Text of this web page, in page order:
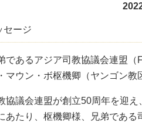
セージ
であるアジア司教協議会連盟（
マウン・ボ枢機卿（ヤンゴン教
議会連盟が創立50周年を迎
あたり、枢機卿様、兄弟であ